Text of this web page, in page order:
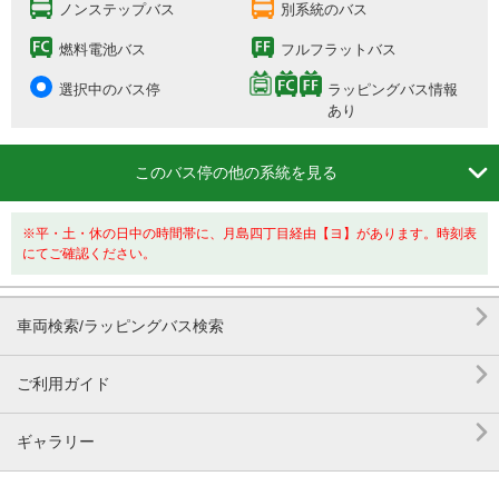
ノンステップバス 別系統のバス
燃料電池バス フルフラットバス
選択中のバス停
ラッピングバス情報
あり
このバス停の他の系統を見る 
※平・土・休の日中の時間帯に、月島四丁目経由【ヨ】があります。時刻表
にてご確認ください。
車両検索/ラッピングバス検索 
ご利用ガイド 
ギャラリー 